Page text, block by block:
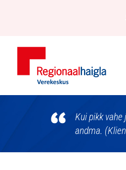
Põhja-
Kui pikk
andma.